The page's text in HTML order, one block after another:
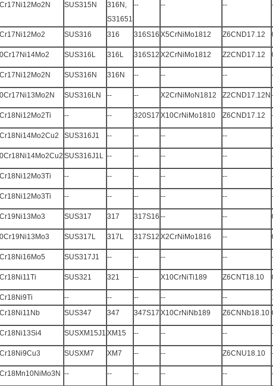
SUS315N
316N,
S31651
-- -- --
SUS316 316 316S16 X5CrNiMo1812 Z6CND17.12
SUS316L 316L 316S12 X2CrNiMo1812 Z2CND17.12
SUS316N 316N -- -- --
SUS316LN -- -- X2CrNiMoN1812 Z2CND17.12N
-- -- 320S17 X10CrNiMo1810 Z6CND17.12
SUS316J1 -- -- -- --
SUS316J1L -- -- -- --
-- -- -- -- --
-- -- -- -- --
SUS317 317 317S16 -- --
SUS317L 317L 317S12 X2CrNiMo1816 --
SUS317J1 -- -- -- --
SUS321 321 -- X10CrNiTi189 Z6CNT18.10
-- -- -- -- --
SUS347 347 347S17 X10CrNiNb189 Z6CNNb18.10
SUSXM15J1 XM15 -- -- --
SUSXM7 XM7 -- -- Z6CNU18.10
-- -- -- -- --